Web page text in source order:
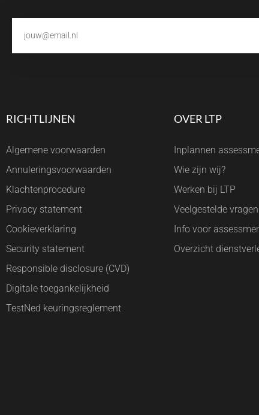
RICHTLIJNEN
Algemene voorwaarden
Annuleringsvoorwaarden
Klachtenprocedure
Privacy statement
Cookieverklaring
Security statement
Responsible disclosure (CVD)
Digitale toegankelijkheid
TestNed keuringsreglement
OVER LTP
Inplannen
Wie zijn wij?
Werken bij LTP
Veelgestelde vragen
Info voor
Overzicht